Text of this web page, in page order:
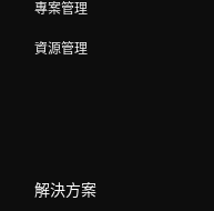
專案管理
資源管理
解決方案